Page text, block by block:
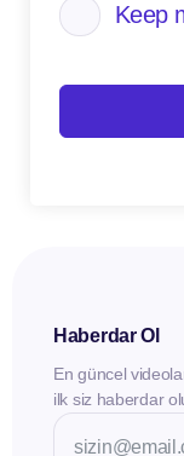
Keep
Haberdar Ol
En güncel
ilk siz haberdar